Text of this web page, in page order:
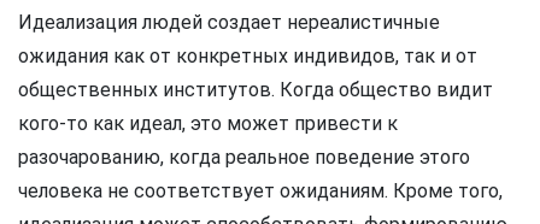
Идеализация людей создает нереалистичные
ожидания как от конкретных индивидов, так и от
общественных институтов. Когда общество видит
кого-то как идеал, это может привести к
разочарованию, когда реальное поведение этого
человека не соответствует ожиданиям. Кроме того,